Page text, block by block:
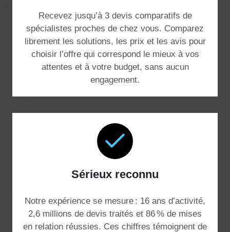
Recevez jusqu’à 3 devis comparatifs de
spécialistes proches de chez vous. Comparez
librement les solutions, les prix et les avis pour
choisir l’offre qui correspond le mieux à vos
attentes et à votre budget, sans aucun
engagement.
Sérieux reconnu
Notre expérience se mesure : 16 ans d’activité,
2,6 millions de devis traités et 86 % de mises
en relation réussies. Ces chiffres témoignent de